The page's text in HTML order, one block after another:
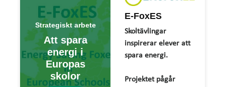
Strategiskt arbete
Att spara
energi i
Europas
skolor
E-FoxES
Skoltävlingar
inspirerar elever att
spara energi.
Projektet pågår